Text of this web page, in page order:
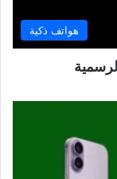
هواتف ذكية